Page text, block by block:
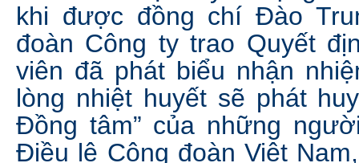
khi được đồng chí Đào
đoàn Công ty trao Quyết
viên đã phát biểu nhận
lòng nhiệt huyết sẽ phát
Đồng tâm” của những
Điều lệ Công đoàn Việt